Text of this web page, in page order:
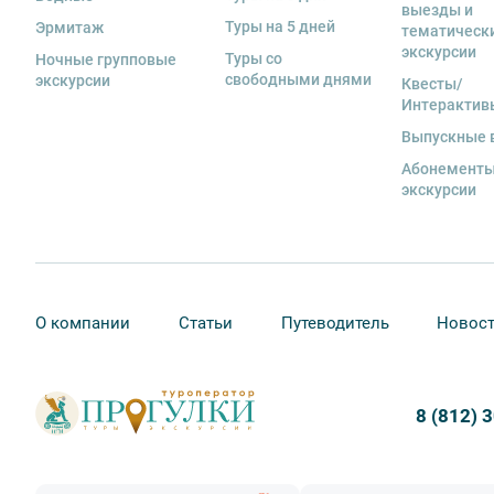
отмены экскурсии все денежные средства
9. На ряд экскурсий туроператор предоставляет в
сохранность оборудования во время проведения
экскурсанта. В случае утери или порчи
стоимость комплекта в размере 5500 руб. 00 коп.
Внимание! В составе экскурсионного маршрута
интерьеры могут быть недоступны по решению
Эрмитаж
Ночные групповые
экскурсии
Туры на 5 дней
Туры со
свободными днями
выезды и
экскурсии
Квесты/
Выпускные
экскурсии
О компании Статьи Путеводитель
8 (812)